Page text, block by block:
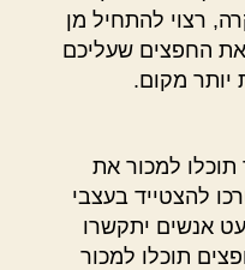
רצוי להתחיל מן
החפצים שעליכם
יותר מקום.
למכור את
להצטייד בעצבי
אנשים יתקשרו
תוכלו למכור